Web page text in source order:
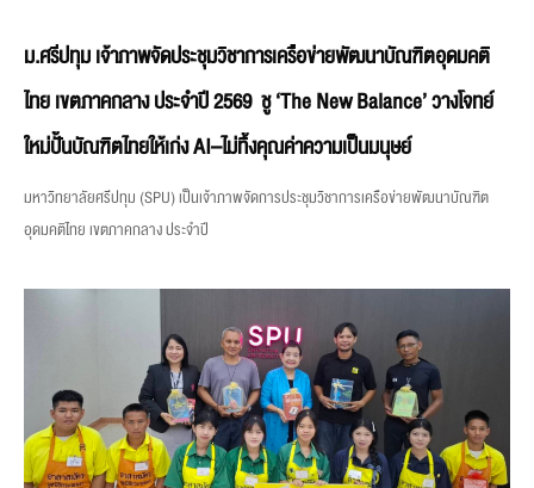
ม.ศรีปทุม เจ้าภาพจัดประชุมวิชาการเครือข่ายพัฒนาบัณฑิตอุดมคติ
ไทย เขตภาคกลาง ประจำปี 2569 ชู ‘The New Balance’ วางโจทย์
ใหม่ปั้นบัณฑิตไทยให้เก่ง AI–ไม่ทิ้งคุณค่าความเป็นมนุษย์
มหาวิทยาลัยศรีปทุม (SPU) เป็นเจ้าภาพจัดการประชุมวิชาการเครือข่ายพัฒนาบัณฑิต
อุดมคติไทย เขตภาคกลาง ประจำปี